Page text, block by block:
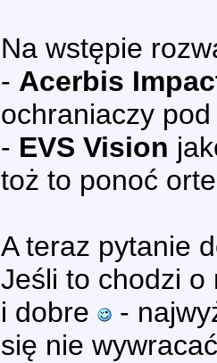
Na wstępie
- Acerbis
ochraniaczy
- EVS Vision
toż to ponoć
A teraz pytanie
Jeśli to chodzi o
i dobre
-
się nie